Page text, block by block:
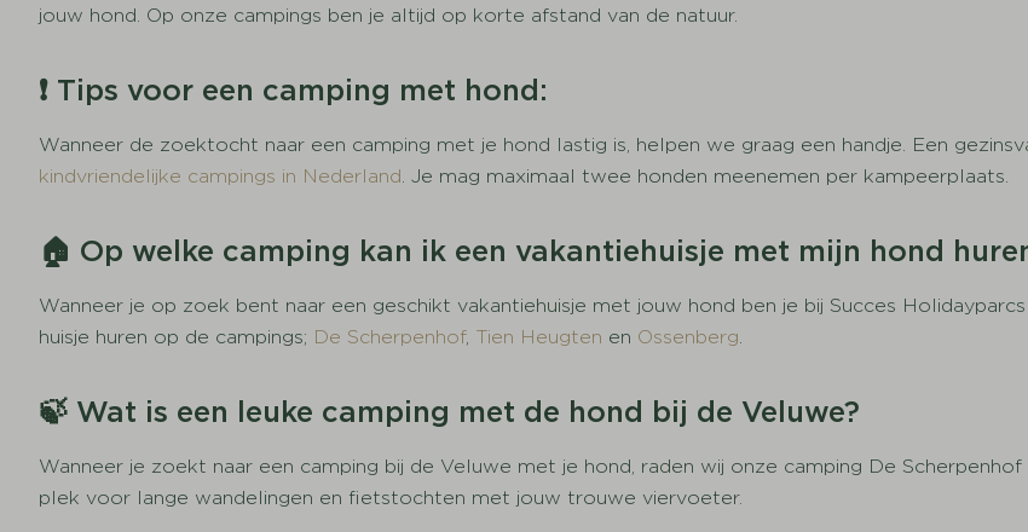
jouw hond. Op onze campings ben je altijd op korte afstand van de natuur.
❗ Tips voor een camping met hond:
Wanneer de zoektocht naar een camping met je hond lastig is, helpen we graag een handje. Een
kindvriendelijke campings in Nederland. Je mag maximaal twee honden meenemen per kampeerplaats.
🏠 Op welke camping kan ik een vakantiehuisje met mijn hond
Wanneer je op zoek bent naar een geschikt vakantiehuisje met jouw hond ben je bij Succes
huisje huren op de campings; De Scherpenhof, Tien Heugten en Ossenberg.
🍃 Wat is een leuke camping met de hond bij de Veluwe?
Wanneer je zoekt naar een camping bij de Veluwe met je hond, raden wij onze camping De
plek voor lange wandelingen en fietstochten met jouw trouwe viervoeter.